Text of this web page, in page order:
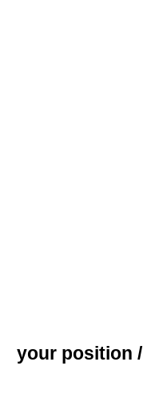
your position /